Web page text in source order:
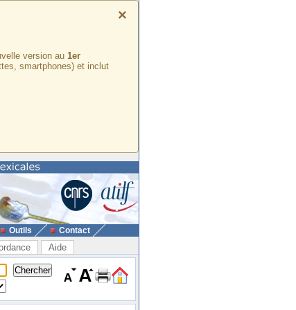
×
version au 1er
smartphones) et inclut
Outils Contact
Aide